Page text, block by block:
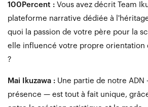
100Percent : Vous avez décrit Team
plateforme narrative dédiée à
quoi la passion de votre père pour la
elle influencé votre propre orientation
?
Mai Ikuzawa : Une partie de notre
présence — est tout à fait unique,